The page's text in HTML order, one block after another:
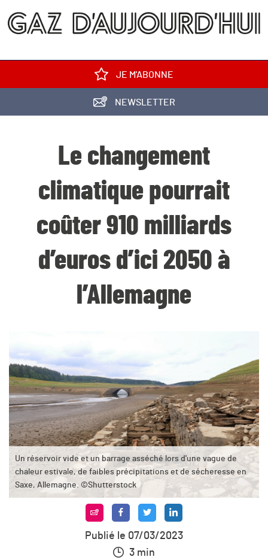
JE M'ABONNE
NEWSLETTER
Le changement
climatique pourrait
coûter 910 milliards
d’euros d’ici 2050 à
l’Allemagne
Un réservoir vide et un barrage asséché lors d'une vague de
chaleur estivale, de faibles précipitations et de sécheresse en
Saxe, Allemagne. ©Shutterstock
Publié le 07/03/2023
3 min